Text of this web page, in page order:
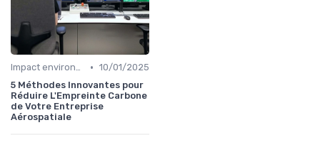
Impact environnemental • 10/01/2025
5 Méthodes Innovantes pour
Réduire L'Empreinte Carbone
de Votre Entreprise
Aérospatiale